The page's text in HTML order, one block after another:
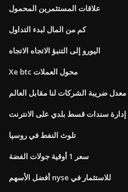
علاقات المستثمرين المحمول
كم من المال لبدء التداول
اليورو إلى التنبؤ الاتجاه الاتجاه
Xe btc محول العملات
معدل ضريبة الشركات لنا مقابل العالم
إدارة سندات قسط بلدي على الانترنت
تلوث النفط في روسيا
سعر 1 أوقية جولات الفضة
أفضل الأسهم nyse للاستثمار في